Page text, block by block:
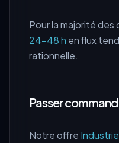
Pour la majorité des
24-48 h en flux
rationnelle.
Passer
Notre offre